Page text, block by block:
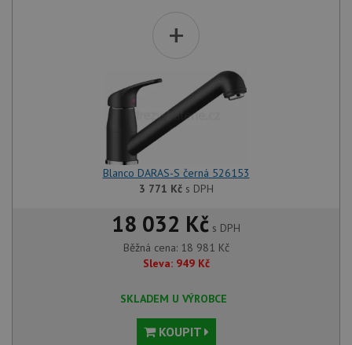
+
Blanco DARAS-S černá 526153
3 771 Kčs DPH
18 032 Kč s DPH
Běžná cena: 18 981 Kč
Sleva: 949 Kč
SKLADEM U VÝROBCE
KOUPIT